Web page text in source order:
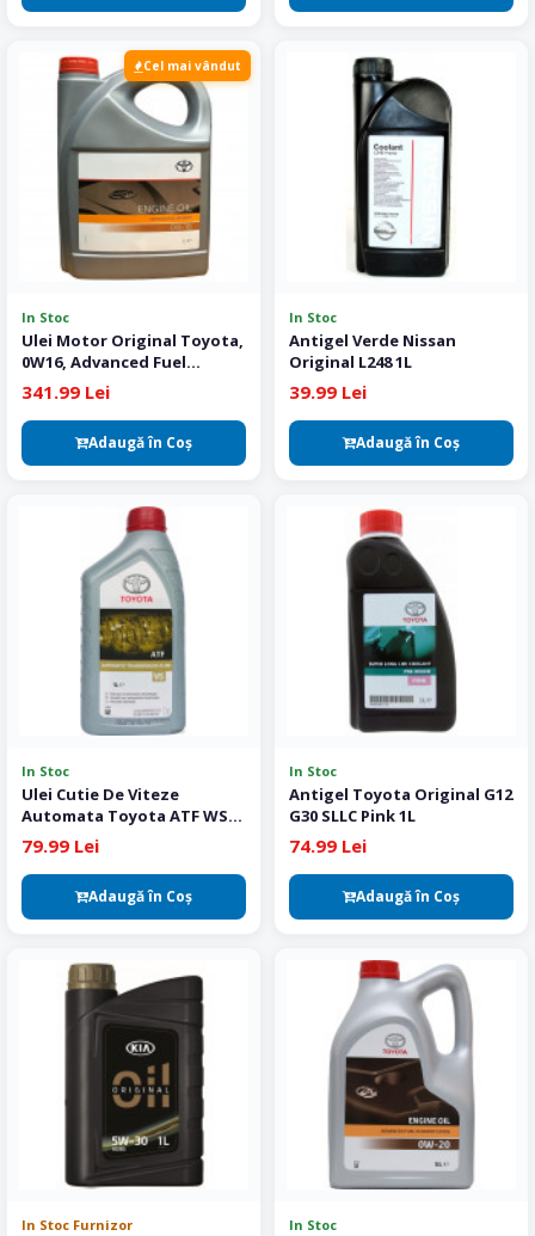
Cel mai vândut
In Stoc
Ulei Motor Original Toyota,
0W16, Advanced Fuel
Economy, 5L
341.99 Lei
Adaugă în Coş
In Stoc
Antigel Verde Nissan
Original L248 1L
39.99 Lei
Adaugă în Coş
In Stoc
Ulei Cutie De Viteze
Automata Toyota ATF WS
Original 1L
79.99 Lei
Adaugă în Coş
In Stoc
Antigel Toyota Original G12
G30 SLLC Pink 1L
74.99 Lei
Adaugă în Coş
In Stoc Furnizor In Stoc